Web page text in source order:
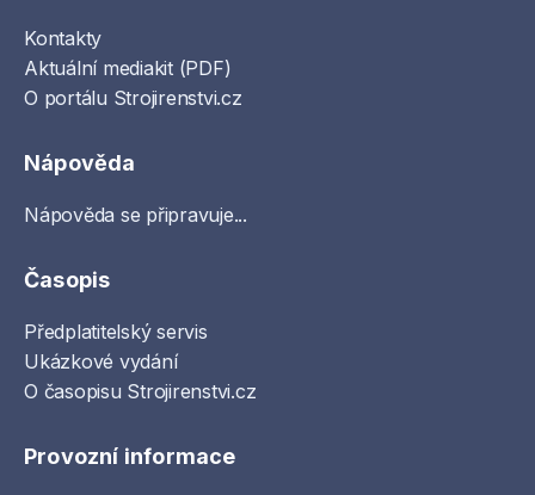
Kontakty
Aktuální mediakit (PDF)
O portálu Strojirenstvi.cz
Nápověda
Nápověda se připravuje...
Časopis
Předplatitelský servis
Ukázkové vydání
O časopisu Strojirenstvi.cz
Provozní informace